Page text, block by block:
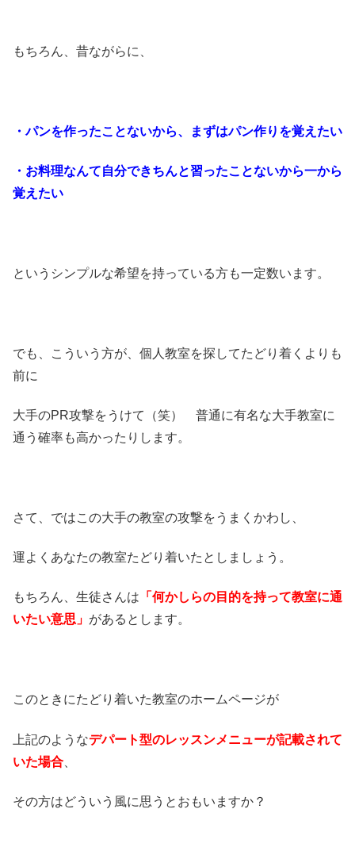
もちろん、昔ながらに、
・パンを作ったことないから、まずはパン作りを覚えたい
・お料理なんて自分できちんと習ったことないから一から
覚えたい
というシンプルな希望を持っている方も一定数います。
でも、こういう方が、個人教室を探してたどり着くよりも
前に
大手のPR攻撃をうけて（笑） 普通に有名な大手教室に
通う確率も高かったりします。
さて、ではこの大手の教室の攻撃をうまくかわし、
運よくあなたの教室たどり着いたとしましょう。
もちろん、生徒さんは 「何かしらの目的を持って教室に通
いたい意思」 があるとします。
このときにたどり着いた教室のホームページが
上記のようなデパート型のレッスンメニューが記載されて
いた場合
その方はどういう風に思うとおもいますか？